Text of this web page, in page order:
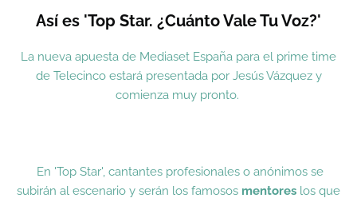
Así es 'Top Star. ¿Cuánto Vale Tu Voz?'
La nueva apuesta de Mediaset España para el prime time
de Telecinco estará presentada por Jesús Vázquez y
comienza muy pronto.
En 'Top Star', cantantes profesionales o anónimos se
subirán al escenario y serán los famosos mentores los que